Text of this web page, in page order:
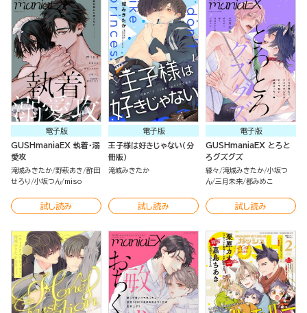
電子版
GUSHmaniaEX 執着・溺
愛攻
滝城みきたか 野萩あき 酢田
せろり
小坂つん miso
試し読み
電子版
王子様は好きじゃない（分
冊版）
滝城みきたか
試し読み
電子版
GUSHmaniaEX とろと
ろグズグズ
縁々 滝城みきたか 小坂つ
ん 三月未来 都みめこ
試し読み